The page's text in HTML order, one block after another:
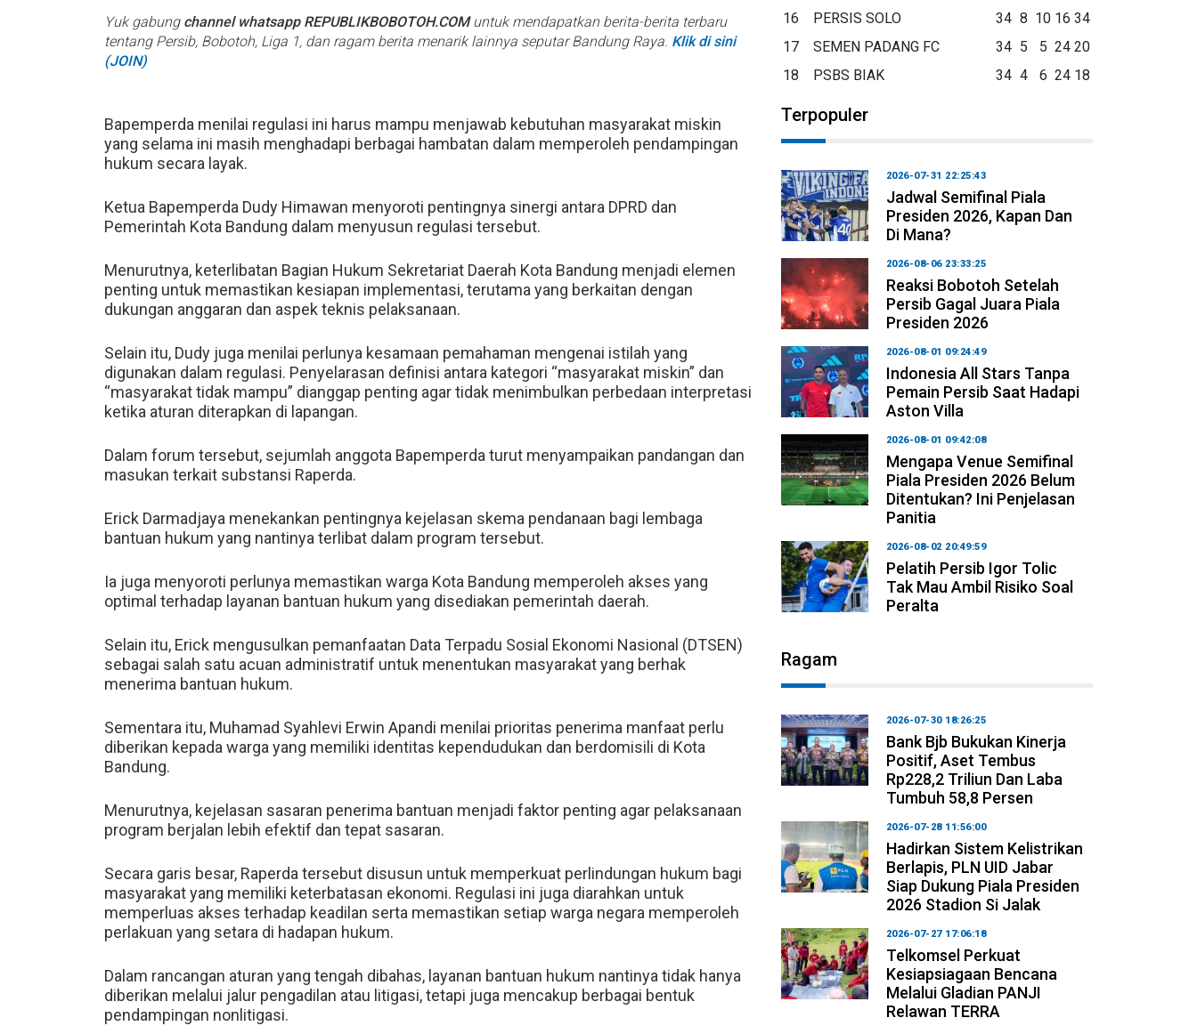
Yuk gabung channel whatsapp REPUBLIKBOBOTOH.COMuntuk mendapatkan berita-berita terbaru
tentang Persib, Bobotoh, Liga 1, dan ragam berita menarik lainnya seputar Bandung Raya. Klik di sini
(JOIN)
Bapemperda menilai regulasi ini harus mampu menjawab kebutuhan masyarakat miskin
yang selama ini masih menghadapi berbagai hambatan dalam memperoleh pendampingan
hukum secara layak.
Ketua Bapemperda Dudy Himawan menyoroti pentingnya sinergi antara DPRD dan
Pemerintah Kota Bandung dalam menyusun regulasi tersebut.
Menurutnya, keterlibatan Bagian Hukum Sekretariat Daerah Kota Bandung menjadi elemen
penting untuk memastikan kesiapan implementasi, terutama yang berkaitan dengan
dukungan anggaran dan aspek teknis pelaksanaan.
Selain itu, Dudy juga menilai perlunya kesamaan pemahaman mengenai istilah yang
digunakan dalam regulasi. Penyelarasan definisi antara kategori “masyarakat miskin” dan
“masyarakat tidak mampu” dianggap penting agar tidak menimbulkan perbedaan interpretasi
ketika aturan diterapkan di lapangan.
Dalam forum tersebut, sejumlah anggota Bapemperda turut menyampaikan pandangan dan
masukan terkait substansi Raperda.
Erick Darmadjaya menekankan pentingnya kejelasan skema pendanaan bagi lembaga
bantuan hukum yang nantinya terlibat dalam program tersebut.
Ia juga menyoroti perlunya memastikan warga Kota Bandung memperoleh akses yang
optimal terhadap layanan bantuan hukum yang disediakan pemerintah daerah.
Selain itu, Erick mengusulkan pemanfaatan Data Terpadu Sosial Ekonomi Nasional (DTSEN)
sebagai salah satu acuan administratif untuk menentukan masyarakat yang berhak
menerima bantuan hukum.
Sementara itu, Muhamad Syahlevi Erwin Apandi menilai prioritas penerima manfaat perlu
diberikan kepada warga yang memiliki identitas kependudukan dan berdomisili di Kota
Bandung.
Menurutnya, kejelasan sasaran penerima bantuan menjadi faktor penting agar pelaksanaan
program berjalan lebih efektif dan tepat sasaran.
Secara garis besar, Raperda tersebut disusun untuk memperkuat perlindungan hukum bagi
masyarakat yang memiliki keterbatasan ekonomi. Regulasi ini juga diarahkan untuk
memperluas akses terhadap keadilan serta memastikan setiap warga negara memperoleh
perlakuan yang setara di hadapan hukum.
Dalam rancangan aturan yang tengah dibahas, layanan bantuan hukum nantinya tidak hanya
diberikan melalui jalur pengadilan atau litigasi, tetapi juga mencakup berbagai bentuk
pendampingan nonlitigasi.
16
PERSIS SOLO 34 8 10 16 34
17
SEMEN PADANG FC 34 5 5 24 20
18
PSBS BIAK 34 4 6 24 18
Terpopuler
2026-07-31 22:25:43
Jadwal Semifinal Piala
Presiden 2026, Kapan Dan
Di Mana?
2026-08-06 23:33:25
Reaksi Bobotoh Setelah
Persib Gagal Juara Piala
Presiden 2026
2026-08-01 09:24:49
Indonesia All Stars Tanpa
Pemain Persib Saat Hadapi
Aston Villa
2026-08-01 09:42:08
Mengapa Venue Semifinal
Piala Presiden 2026 Belum
Ditentukan? Ini Penjelasan
Panitia
2026-08-02 20:49:59
Pelatih Persib Igor Tolic
Tak Mau Ambil Risiko Soal
Peralta
Ragam
2026-07-30 18:26:25
Bank Bjb Bukukan Kinerja
Positif, Aset Tembus
Rp228,2 Triliun Dan Laba
Tumbuh 58,8 Persen
2026-07-28 11:56:00
Hadirkan Sistem Kelistrikan
Berlapis, PLN UID Jabar
Siap Dukung Piala Presiden
2026 Stadion Si Jalak
2026-07-27 17:06:18
Telkomsel Perkuat
Kesiapsiagaan Bencana
Melalui Gladian PANJI
Relawan TERRA